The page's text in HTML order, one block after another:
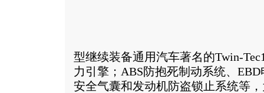
型继续装备通用汽车著名的Twin-
力引擎；ABS防抱死制动系统、
安全气囊和发动机防盗锁止系统等